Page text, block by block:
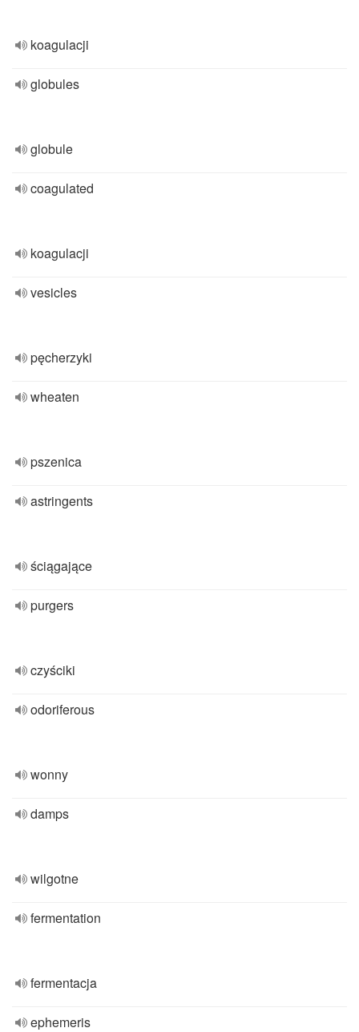
koagulacji
globules
globule
coagulated
koagulacji
vesicles
pęcherzyki
wheaten
pszenica
astringents
ściągające
purgers
czyściki
odoriferous
wonny
damps
wilgotne
fermentation
fermentacja
ephemeris